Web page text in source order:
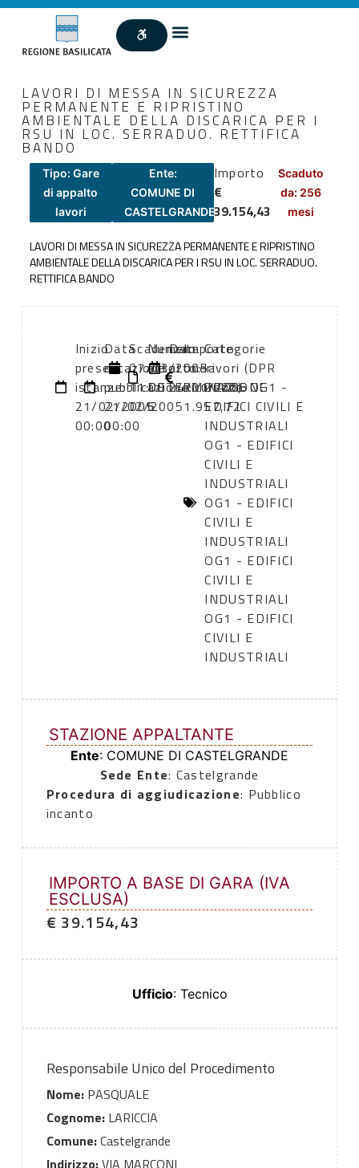
LAVORI DI MESSA IN SICUREZZA
PERMANENTE E RIPRISTINO
AMBIENTALE DELLA DISCARICA PER I
RSU IN LOC. SERRADUO. RETTIFICA
BANDO
Tipo: Gare
di appalto
lavori
Ente:
COMUNE DI
CASTELGRANDE
Importo
€
39.154,43
Scaduto
da: 256
mesi
LAVORI DI MESSA IN SICUREZZA PERMANENTE E RIPRISTINO
AMBIENTALE DELLA DISCARICA PER I RSU IN LOC. SERRADUO.
RETTIFICA BANDO
Inizio
presentazione
istanze:
21/02/2005
00:00
Data
di
pubblicazione:
21/02/2005
00:00
Scadenza:
07/03/2005
11:00
Numero
atto:
DETERMINAZIONE
6
Data
atto:
24/01/2005
Importo
oneri
sicurezza:
1.957,72
Categorie
lavori (DPR
2000): OG1 -
EDIFICI CIVILI E
INDUSTRIALI
OG1 - EDIFICI
CIVILI E
INDUSTRIALI
OG1 - EDIFICI
CIVILI E
INDUSTRIALI
OG1 - EDIFICI
CIVILI E
INDUSTRIALI
OG1 - EDIFICI
CIVILI E
INDUSTRIALI
STAZIONE APPALTANTE
Ente: COMUNE DI CASTELGRANDE
Sede Ente: Castelgrande
Procedura di aggiudicazione: Pubblico
incanto
IMPORTO A BASE DI GARA (IVA
ESCLUSA)
€ 39.154,43
Ufficio: Tecnico
Responsabile Unico del Procedimento
Nome:PASQUALE
Cognome:LARICCIA
Comune:Castelgrande